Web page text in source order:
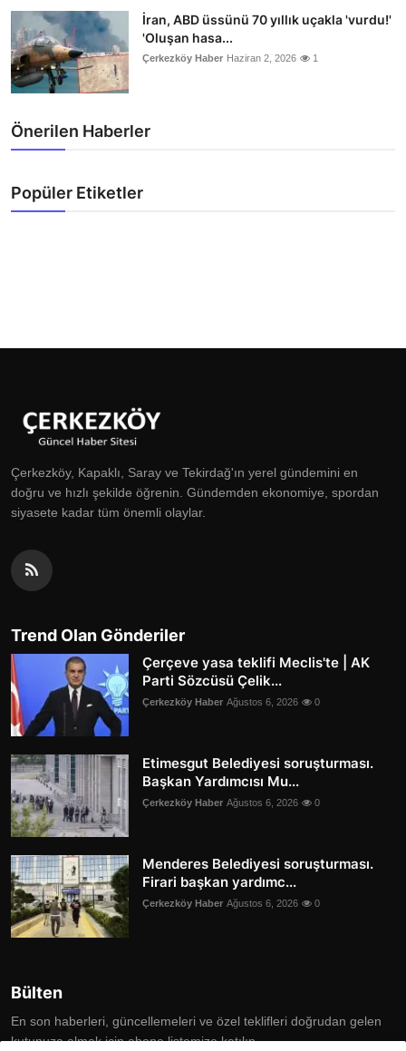
İran, ABD üssünü 70 yıllık uçakla 'vurdu!'
'Oluşan hasa...
Çerkezköy Haber Haziran 2, 2026 1
Önerilen Haberler
Popüler Etiketler
Çerkezköy, Kapaklı, Saray ve Tekirdağ'ın yerel gündemini en
doğru ve hızlı şekilde öğrenin. Gündemden ekonomiye, spordan
siyasete kadar tüm önemli olaylar.
Trend Olan Gönderiler
Çerçeve yasa teklifi Meclis'te | AK
Parti Sözcüsü Çelik...
Çerkezköy Haber Ağustos 6, 2026 0
Etimesgut Belediyesi soruşturması.
Başkan Yardımcısı Mu...
Çerkezköy Haber Ağustos 6, 2026 0
Menderes Belediyesi soruşturması.
Firari başkan yardımc...
Çerkezköy Haber Ağustos 6, 2026 0
Bülten
En son haberleri, güncellemeleri ve özel teklifleri doğrudan gelen
kutunuza almak için abone listemize katılın